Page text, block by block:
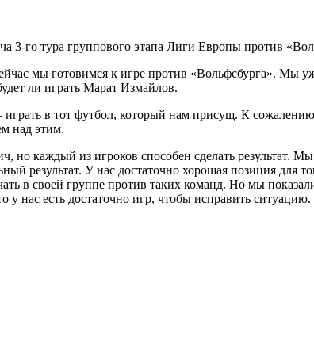
3-го тура группового этапа Лиги Европы против
мы готовимся к игре против «Вольфсбурга». Мы
ли играть Марат Измайлов.
в тот футбол, который нам присущ. К
над этим.
но каждый из игроков способен сделать результат.
результат. У нас достаточно хорошая позиция для
в своей группе против таких команд. Но мы
у нас есть достаточно игр, чтобы исправить ситуацию.